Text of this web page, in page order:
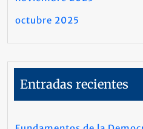
octubre 2025
Entradas recientes